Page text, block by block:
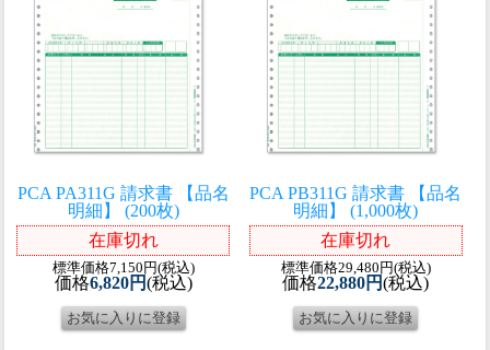
PCA PA311G 請求書 【品名
明細】 (200枚)
在庫切れ
標準価格7,150円(税込)
価格6,820円(税込)
PCA PB311G 請求書 【品名
明細】 (1,000枚)
在庫切れ
標準価格29,480円(税込)
価格22,880円(税込)